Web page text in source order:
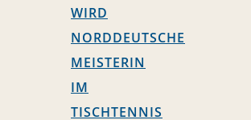
WIRD
NORDDEUTSCHE
MEISTERIN
IM
TISCHTENNIS